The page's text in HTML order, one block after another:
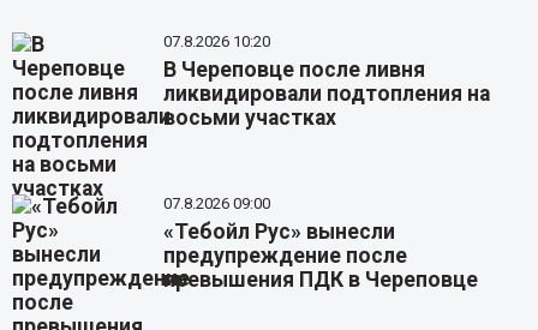
07.8.2026 10:20
В Череповце после ливня
ликвидировали подтопления на
восьми участках
07.8.2026 09:00
«Тебойл Рус» вынесли
предупреждение после
превышения ПДК в Череповце